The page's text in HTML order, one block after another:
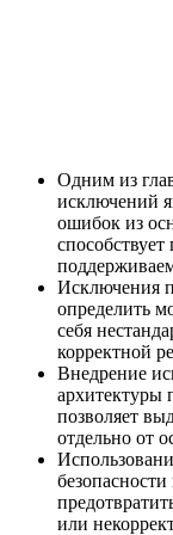
Одним из
исключений
ошибок из
Исключения
определить
себя
корректной
Внедрение
архитектуры
позволяет
отдельно от
или